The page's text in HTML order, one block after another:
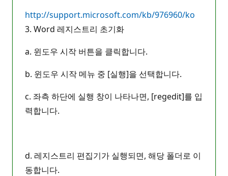
http://support.microsoft.com/kb/976960/ko
3. Word 레지스트리 초기화
a. 윈도우 시작 버튼을 클릭합니다.
b. 윈도우 시작 메뉴 중 [실행]을 선택합니다.
c. 좌측 하단에 실행 창이 나타나면, [regedit]를 입
력합니다.
d. 레지스트리 편집기가 실행되면, 해당 폴더로 이
동합니다.